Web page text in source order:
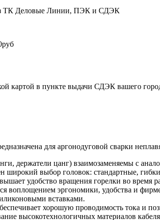
ТК Деловые Линии, ПЭК и СДЭК
картой в пункте выдачи СДЭК вашего
для аргонодуговой сварки
держатели цанг) взаимозаменяемы с
широкий выбор головок: стандартные,
удобство вращения горелки во время
воплощением эргономики, удобства и
вставками.
хорошую проводимость тока и
высокотехнологичных материалов